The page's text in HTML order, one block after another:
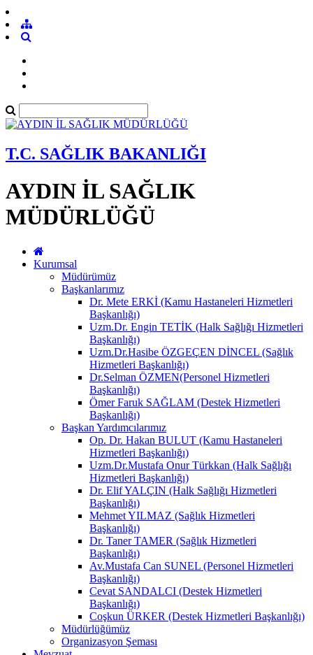
T.C. SAĞLIK BAKANLIĞI
AYDIN İL SAĞLIK
MÜDÜRLÜĞÜ
Kurumsal
Müdürümüz
Başkanlarımız
Dr. Mete ERKİ (Kamu Hastaneleri Hizmetleri
Başkanlığı)
Uzm.Dr. Engin TETİK (Halk Sağlığı Hizmetleri
Başkanlığı)
Uzm.Dr.Hasibe ÖZGEÇEN DİNCEL (Sağlık
Hizmetleri Başkanlığı)
Dr.Selman ÖZMEN(Personel Hizmetleri
Başkanlığı)
Ömer Faruk SAĞLAM (Destek Hizmetleri
Başkanlığı)
Başkan Yardımcılarımız
Op. Dr. Hakan BULUT (Kamu Hastaneleri
Hizmetleri Başkanlığı)
Uzm.Dr.Mustafa Onur Türkkan (Halk Sağlığı
Hizmetleri Başkanlığı)
Dr. Elif YALÇIN (Halk Sağlığı Hizmetleri
Başkanlığı)
Mehmet YILMAZ (Sağlık Hizmetleri
Başkanlığı)
Dr. Taner TAMER (Sağlık Hizmetleri
Başkanlığı)
Av.Mustafa Can SUNEL (Personel Hizmetleri
Başkanlığı)
Cevat SANDALCI (Destek Hizmetleri
Başkanlığı)
Coşkun ÜRKER (Destek Hizmetleri Başkanlığı)
Müdürlüğümüz
Organizasyon Şeması